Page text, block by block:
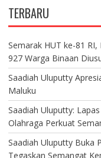
TERBARU
Semarak HUT ke-81
927 Warga Binaan
Saadiah Uluputty
Maluku
Saadiah Uluputty:
Olahraga Perkuat
Saadiah Uluputty Buka
Tegaskan Semangat